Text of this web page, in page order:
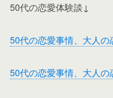
50代の恋愛体験談↓
50代の恋愛事情、大人
50代の恋愛事情、大人